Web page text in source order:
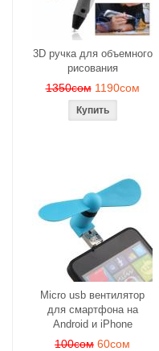
3D ручка для объемного
рисования
1350сом 1190сом
Micro usb вентилятор
для смартфона на
Android и iPhone
100сом 60сом